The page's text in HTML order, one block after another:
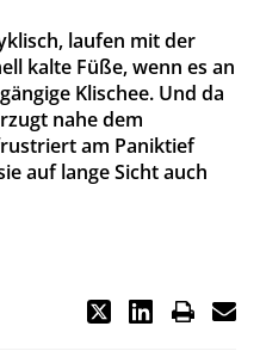
laufen mit der
kalte Füße, wenn es an
Klischee. Und da
nahe dem
am Paniktief
auf lange Sicht auch